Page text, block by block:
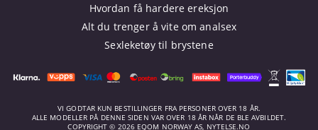
Hvordan få hardere ereksjon
Alt du trenger å vite om analsex
Sexleketøy til brystene
VI GODTAR KUN BESTILLINGER FRA PERSONER OVER 18 ÅR.
ALLE MODELLER PÅ DENNE SIDEN VAR OVER 18 ÅR NÅR DE BLE AVBILDET.
COPYRIGHT © 2026 EQOM NORWAY AS, NYTELSE.NO